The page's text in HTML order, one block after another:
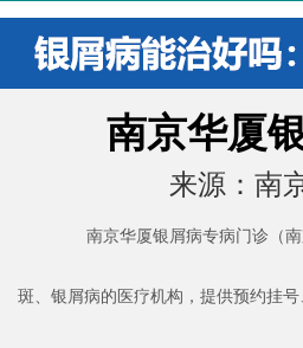
南京华厦
来源： 南
南京华厦银屑病专病门诊（
斑、银屑病的医疗机构，提供预约挂